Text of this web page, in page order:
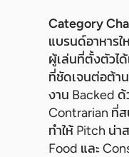
Category
แบรนด์อาหาร
ผู้เล่นที่ตั้งตัวไ
ที่ชัดเจนต่อต้า
งาน Backed
Contrarian ที่
ทำให้ Pitch น่
Food และ